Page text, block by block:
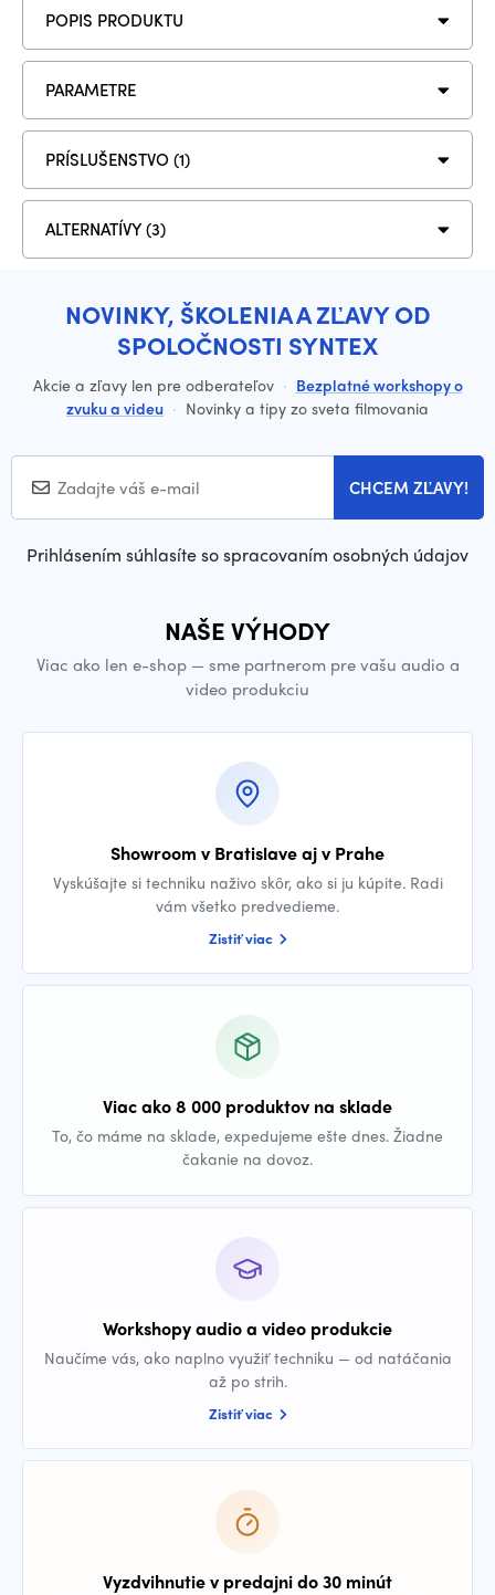
POPIS PRODUKTU
PARAMETRE
PRÍSLUŠENSTVO (1)
ALTERNATÍVY (3)
NOVINKY, ŠKOLENIA A ZĽAVY OD
SPOLOČNOSTI SYNTEX
Akcie a zľavy len pre odberateľov · Bezplatné workshopy o
zvuku a videu · Novinky a tipy zo sveta filmovania
CHCEM ZĽAVY!
Prihlásením súhlasíte so spracovaním osobných údajov
NAŠE VÝHODY
Viac ako len e-shop — sme partnerom pre vašu audio a
video produkciu
Showroom v Bratislave aj v Prahe
Vyskúšajte si techniku naživo skôr, ako si ju kúpite. Radi
vám všetko predvedieme.
Zistiť viac
Viac ako 8 000 produktov na sklade
To, čo máme na sklade, expedujeme ešte dnes. Žiadne
čakanie na dovoz.
Workshopy audio a video produkcie
Naučíme vás, ako naplno využiť techniku — od natáčania
až po strih.
Zistiť viac
Vyzdvihnutie v predajni do 30 minút